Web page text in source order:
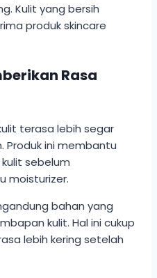
Kulit yang bersih
produk skincare
Rasa
terasa lebih segar
Produk ini membantu
sebelum
moisturizer.
bahan yang
kulit. Hal ini cukup
lebih kering setelah